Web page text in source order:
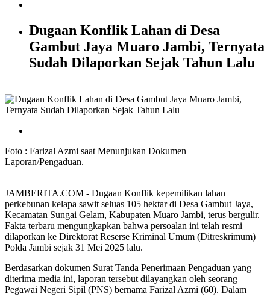
Dugaan Konflik Lahan di Desa
Gambut Jaya Muaro Jambi, Ternyata
Sudah Dilaporkan Sejak Tahun Lalu
Foto : Farizal Azmi saat Menunjukan Dokumen
Laporan/Pengaduan.
JAMBERITA.COM - Dugaan Konflik kepemilikan lahan
perkebunan kelapa sawit seluas 105 hektar di Desa Gambut Jaya,
Kecamatan Sungai Gelam, Kabupaten Muaro Jambi, terus bergulir.
Fakta terbaru mengungkapkan bahwa persoalan ini telah resmi
dilaporkan ke Direktorat Reserse Kriminal Umum (Ditreskrimum)
Polda Jambi sejak 31 Mei 2025 lalu.
Berdasarkan dokumen Surat Tanda Penerimaan Pengaduan yang
diterima media ini, laporan tersebut dilayangkan oleh seorang
Pegawai Negeri Sipil (PNS) bernama Farizal Azmi (60). Dalam